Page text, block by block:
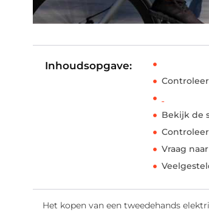
Inhoudsopgave:
Bekijk de
Vraag
Het kopen van een tweedehands